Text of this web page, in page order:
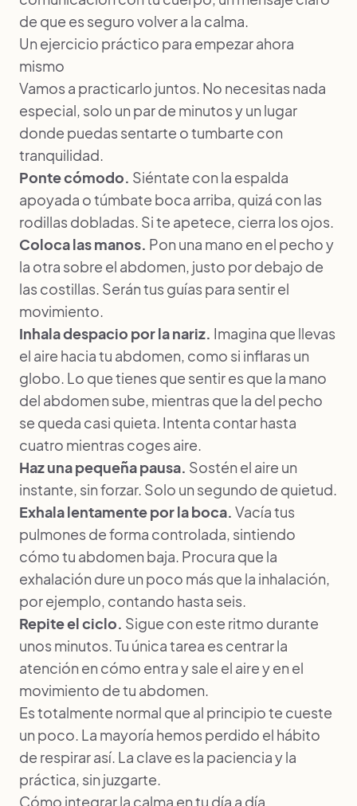
de que es seguro volver a la calma.
Un ejercicio práctico para empezar ahora
mismo
Vamos a practicarlo juntos. No necesitas nada
especial, solo un par de minutos y un lugar
donde puedas sentarte o tumbarte con
tranquilidad.
Ponte cómodo. Siéntate con la espalda
apoyada o túmbate boca arriba, quizá con las
rodillas dobladas. Si te apetece, cierra los ojos.
Coloca las manos. Pon una mano en el pecho y
la otra sobre el abdomen, justo por debajo de
las costillas. Serán tus guías para sentir el
movimiento.
Inhala despacio por la nariz. Imagina que llevas
el aire hacia tu abdomen, como si inflaras un
globo. Lo que tienes que sentir es que la mano
del abdomen sube, mientras que la del pecho
se queda casi quieta. Intenta contar hasta
cuatro mientras coges aire.
Haz una pequeña pausa. Sostén el aire un
instante, sin forzar. Solo un segundo de quietud.
Exhala lentamente por la boca. Vacía tus
pulmones de forma controlada, sintiendo
cómo tu abdomen baja. Procura que la
exhalación dure un poco más que la inhalación,
por ejemplo, contando hasta seis.
Repite el ciclo. Sigue con este ritmo durante
unos minutos. Tu única tarea es centrar la
atención en cómo entra y sale el aire y en el
movimiento de tu abdomen.
Es totalmente normal que al principio te cueste
un poco. La mayoría hemos perdido el hábito
de respirar así. La clave es la paciencia y la
práctica, sin juzgarte.
Cómo integrar la calma en tu día a día